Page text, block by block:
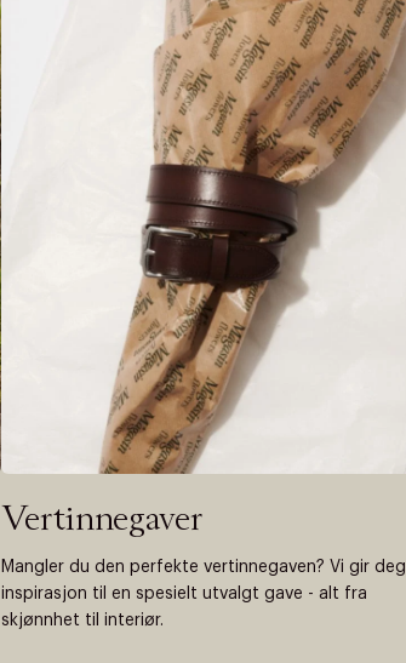
Vertinnegaver
Mangler du den perfekte vertinnegaven? Vi gir deg
inspirasjon til en spesielt utvalgt gave - alt fra
skjønnhet til interiør.